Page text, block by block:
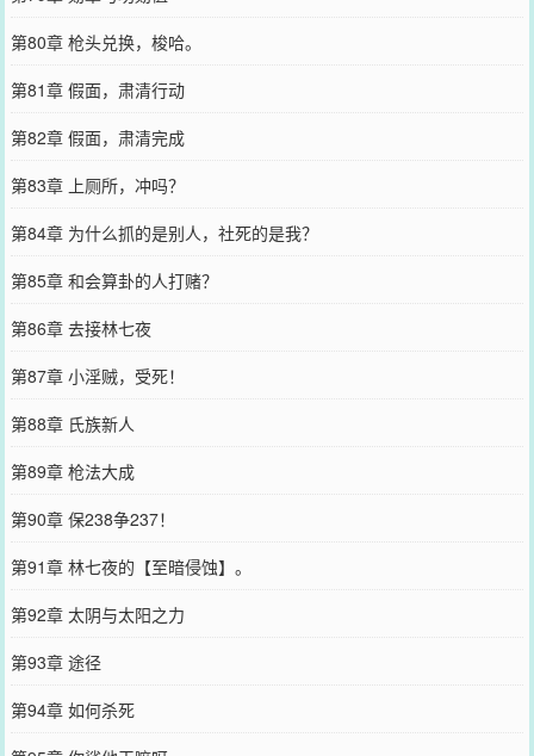
第80章 枪头兑换，梭哈。
第81章 假面，肃清行动
第82章 假面，肃清完成
第83章 上厕所，冲吗？
第84章 为什么抓的是别人，社死的是我？
第85章 和会算卦的人打赌？
第86章 去接林七夜
第87章 小淫贼，受死！
第88章 氏族新人
第89章 枪法大成
第90章 保238争237！
第91章 林七夜的【至暗侵蚀】。
第92章 太阴与太阳之力
第93章 途径
第94章 如何杀死